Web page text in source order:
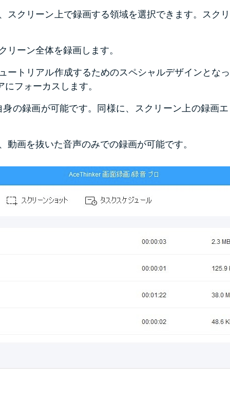
スクリーン上で録画する領域を選択できます。スク
リーン全体を録画します。
ートリアル作成するためのスペシャルデザインとな
フォーカスします。
の録画が可能です。同様に、スクリーン上の録画
動画を抜いた音声のみでの録画が可能です。